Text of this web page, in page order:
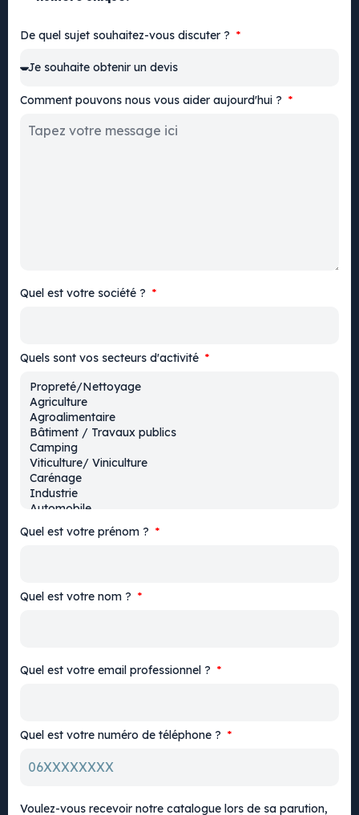
De quel sujet souhaitez-vous discuter ?
Comment pouvons nous vous aider aujourd'hui ?
Quel est votre société ?
Quels sont vos secteurs d'activité
Quel est votre prénom ?
Quel est votre nom ?
Quel est votre email professionnel ?
Quel est votre numéro de téléphone ?
Voulez-vous recevoir notre catalogue lors de sa parution,